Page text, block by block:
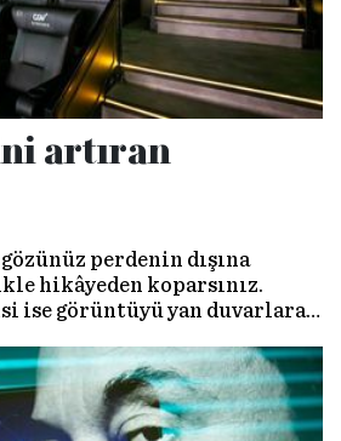
artıran
perdenin dışına
hikâyeden koparsınız.
ise görüntüyü yan duvarlara
Farklı bir sinema keyfi